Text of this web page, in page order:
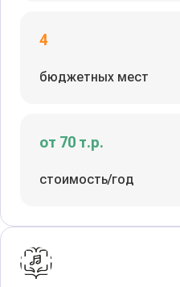
4
бюджетных мест
от 70 т.р.
стоимость/год